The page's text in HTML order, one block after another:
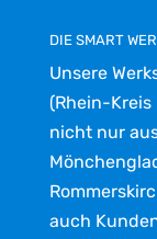
DIE SMART
Unsere
(Rhein-Kreis
nicht nur
auch